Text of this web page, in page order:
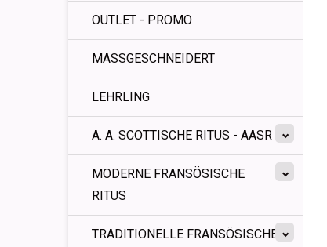
OUTLET - PROMO
MASSGESCHNEIDERT
LEHRLING
A. A. SCOTTISCHE RITUS - AASR
MODERNE FRANSÖSISCHE
RITUS
TRADITIONELLE FRANSÖSISCHE